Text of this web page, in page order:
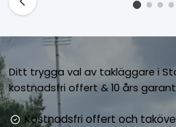
Visar tjänster 1 till 1 av 4
Ditt trygga val av takläggare i
kostnadsfri offert & 10 års
Kostnadsfri offert och